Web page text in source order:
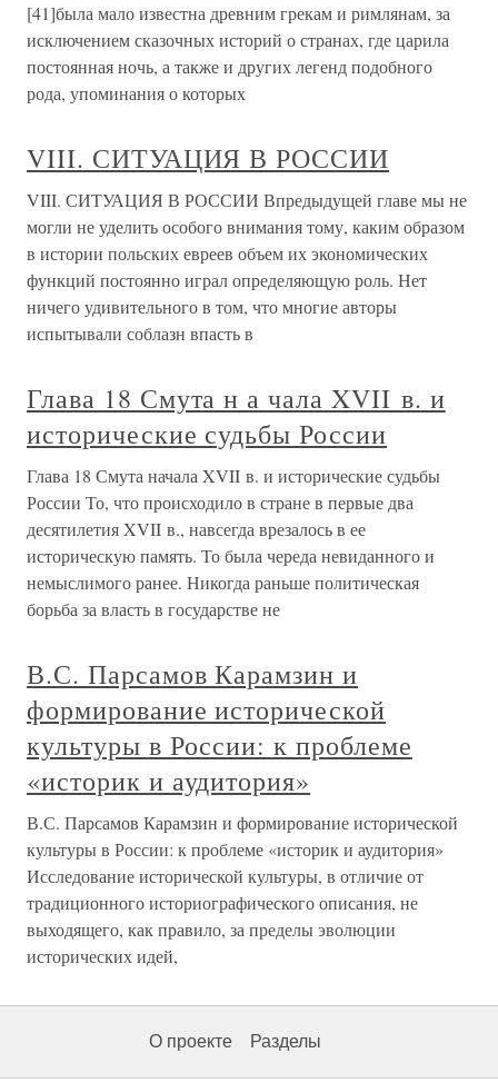
[41]была мало известна древним грекам и римлянам, за
исключением сказочных историй о странах, где царила
постоянная ночь, а также и других легенд подобного
рода, упоминания о которых
VIII. СИТУАЦИЯ В РОССИИ
VIII. СИТУАЦИЯ В РОССИИ Впредыдущей главе мы не
могли не уделить особого внимания тому, каким образом
в истории польских евреев объем их экономических
функций постоянно играл определяющую роль. Нет
ничего удивительного в том, что многие авторы
испытывали соблазн впасть в
Глава 18 Смута н а чала XVII в. и
исторические судьбы России
Глава 18 Смута начала XVII в. и исторические судьбы
России То, что происходило в стране в первые два
десятилетия XVII в., навсегда врезалось в ее
историческую память. То была череда невиданного и
немыслимого ранее. Никогда раньше политическая
борьба за власть в государстве не
В.С. Парсамов Карамзин и
формирование исторической
культуры в России: к проблеме
«историк и аудитория»
В.С. Парсамов Карамзин и формирование исторической
культуры в России: к проблеме «историк и аудитория»
Исследование исторической культуры, в отличие от
традиционного историографического описания, не
выходящего, как правило, за пределы эволюции
исторических идей,
О проекте Разделы